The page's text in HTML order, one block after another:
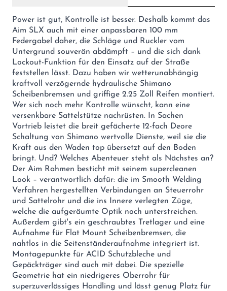
Power ist gut, Kontrolle ist besser. Deshalb kommt das
Aim SLX auch mit einer anpassbaren 100 mm
Federgabel daher, die Schläge und Ruckler vom
Untergrund souverän abdämpft – und die sich dank
Lockout-Funktion für den Einsatz auf der Straße
feststellen lässt. Dazu haben wir wetterunabhängig
kraftvoll verzögernde hydraulische Shimano
Scheibenbremsen und griffige 2.25 Zoll Reifen montiert.
Wer sich noch mehr Kontrolle wünscht, kann eine
versenkbare Sattelstütze nachrüsten. In Sachen
Vortrieb leistet die breit gefächerte 12-fach Deore
Schaltung von Shimano wertvolle Dienste, weil sie die
Kraft aus den Waden top übersetzt auf den Boden
bringt. Und? Welches Abenteuer steht als Nächstes an?
Der Aim Rahmen besticht mit seinem supercleanen
Look – verantwortlich dafür: die im Smooth Welding
Verfahren hergestellten Verbindungen an Steuerrohr
und Sattelrohr und die ins Innere verlegten Züge,
welche die aufgeräumte Optik noch unterstreichen.
Außerdem gibt's ein geschraubtes Tretlager und eine
Aufnahme für Flat Mount Scheibenbremsen, die
nahtlos in die Seitenständeraufnahme integriert ist.
Montagepunkte für ACID Schutzbleche und
Gepäckträger sind auch mit dabei. Die spezielle
Geometrie hat ein niedrigeres Oberrohr für
superzuverlässiges Handling und lässt genug Platz für